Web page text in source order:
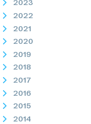
2023
2022
2021
2020
2019
2018
2017
2016
2015
2014